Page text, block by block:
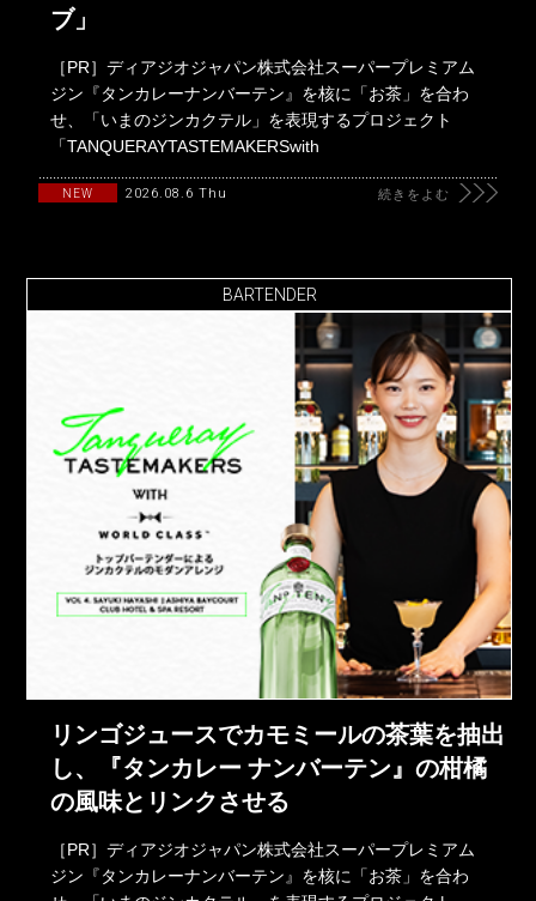
ブ」
［PR］ディアジオジャパン株式会社スーパープレミアム
ジン『タンカレーナンバーテン』を核に「お茶」を合わ
せ、「いまのジンカクテル」を表現するプロジェクト
「TANQUERAYTASTEMAKERSwith
NEW 2026.08.6 Thu 続きをよむ
BARTENDER
リンゴジュースでカモミールの茶葉を抽出
し、『タンカレー ナンバーテン』の柑橘
の風味とリンクさせる
［PR］ディアジオジャパン株式会社スーパープレミアム
ジン『タンカレーナンバーテン』を核に「お茶」を合わ